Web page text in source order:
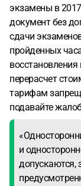
экзамены в
документ без
сдачи
пройденных
перерасчет
тарифам
подавайте
и
допускаются,